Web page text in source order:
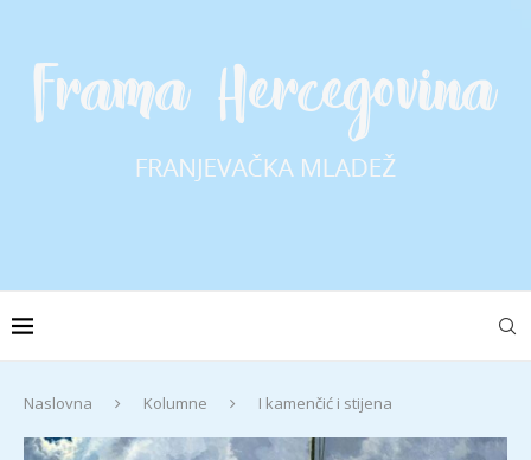
Naslovna Kolumne I kamenčić i stijena